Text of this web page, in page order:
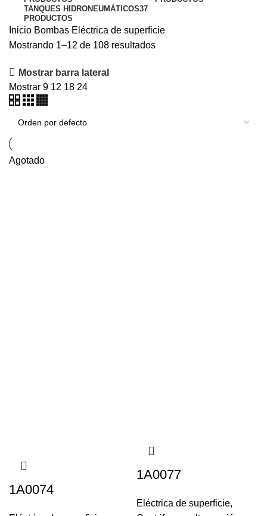
0items $0
Cra. 25 #15-79, Bogotá
TANQUES HIDRONEUMÁTICOS37
PRODUCTOS
Inicio Bombas Eléctrica de superficie
Mostrando 1–12 de 108 resultados
Mostrar barra lateral
Mostrar 9 12 18 24
Agotado
1A0074
1A0077
Eléctrica de superficie,